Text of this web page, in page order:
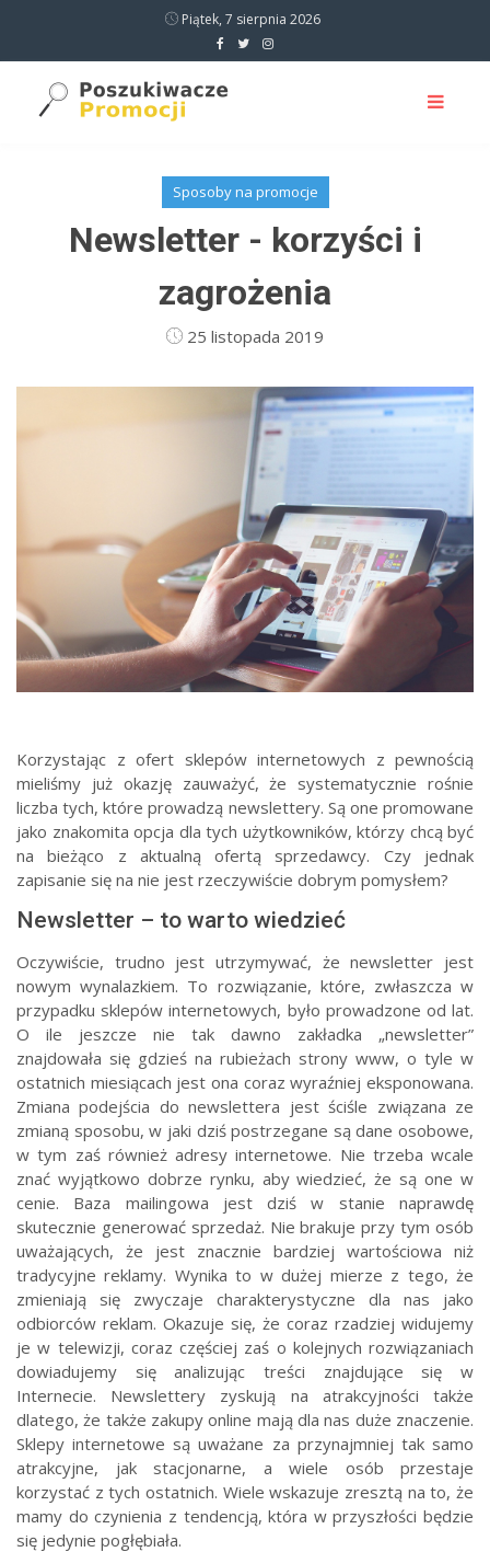
Piątek, 7 sierpnia 2026
Sposoby na promocje
Newsletter - korzyści i
zagrożenia
25 listopada 2019
Korzystając z ofert sklepów internetowych z pewnością
mieliśmy już okazję zauważyć, że systematycznie rośnie
liczba tych, które prowadzą newslettery. Są one promowane
jako znakomita opcja dla tych użytkowników, którzy chcą być
na bieżąco z aktualną ofertą sprzedawcy. Czy jednak
zapisanie się na nie jest rzeczywiście dobrym pomysłem?
Newsletter – to warto wiedzieć
Oczywiście, trudno jest utrzymywać, że newsletter jest
nowym wynalazkiem. To rozwiązanie, które, zwłaszcza w
przypadku sklepów internetowych, było prowadzone od lat.
O ile jeszcze nie tak dawno zakładka „newsletter”
znajdowała się gdzieś na rubieżach strony www, o tyle w
ostatnich miesiącach jest ona coraz wyraźniej eksponowana.
Zmiana podejścia do newslettera jest ściśle związana ze
zmianą sposobu, w jaki dziś postrzegane są dane osobowe,
w tym zaś również adresy internetowe. Nie trzeba wcale
znać wyjątkowo dobrze rynku, aby wiedzieć, że są one w
cenie. Baza mailingowa jest dziś w stanie naprawdę
skutecznie generować sprzedaż. Nie brakuje przy tym osób
uważających, że jest znacznie bardziej wartościowa niż
tradycyjne reklamy. Wynika to w dużej mierze z tego, że
zmieniają się zwyczaje charakterystyczne dla nas jako
odbiorców reklam. Okazuje się, że coraz rzadziej widujemy
je w telewizji, coraz częściej zaś o kolejnych rozwiązaniach
dowiadujemy się analizując treści znajdujące się w
Internecie. Newslettery zyskują na atrakcyjności także
dlatego, że także zakupy online mają dla nas duże znaczenie.
Sklepy internetowe są uważane za przynajmniej tak samo
atrakcyjne, jak stacjonarne, a wiele osób przestaje
korzystać z tych ostatnich. Wiele wskazuje zresztą na to, że
mamy do czynienia z tendencją, która w przyszłości będzie
się jedynie pogłębiała.